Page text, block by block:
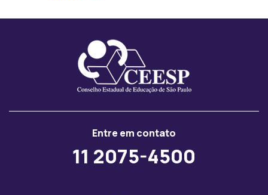
Entre em contato
11 2075-4500